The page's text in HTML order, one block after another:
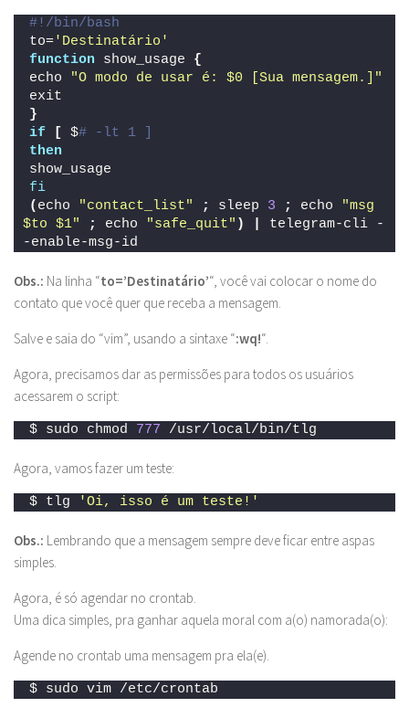
#!/bin/bash
to='Destinatário'
function show_usage {
echo
"O modo de usar é: $0 [Sua mensagem.]"
exit
}
if
[ $# -lt 1 ]
then
show_usage
fi
( echo "contact_list" ; sleep 3 ; echo
"msg
$to $1"
; echo "safe_quit" )
telegram-cli -
-enable-msg-id
Obs.: Na linha “to=’Destinatário’“, você vai colocar o nome do
contato que você quer que receba a mensagem.
Salve e saia do “vim”, usando a sintaxe “:wq!“.
Agora, precisamos dar as permissões para todos os usuários
acessarem o script:
$ sudo chmod 777 /usr/local/bin/tlg
Agora, vamos fazer um teste:
$ tlg 'Oi, isso é um teste!'
Obs.: Lembrando que a mensagem sempre deve ficar entre aspas
simples.
Agora, é só agendar no crontab.
Uma dica simples, pra ganhar aquela moral com a(o) namorada(o):
Agende no crontab uma mensagem pra ela(e).
$ sudo vim /etc/crontab